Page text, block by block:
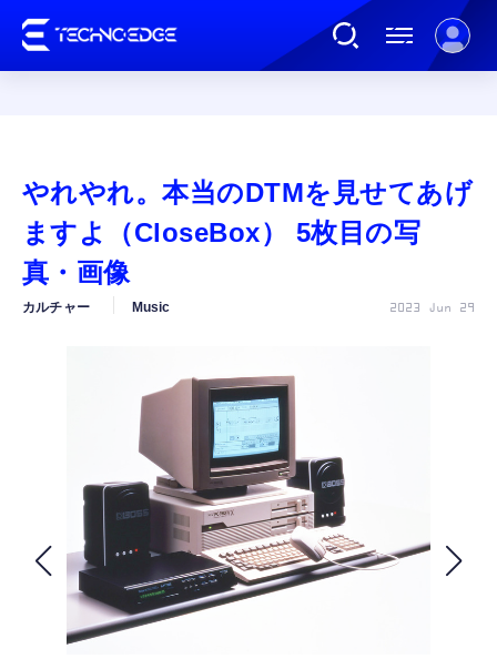
AI
カルチャー
公式ストア
FOLLOW US
やれやれ。本当のDTMを見せてあげ
ますよ（CloseBox） 5枚目の写
真・画像
カルチャー Music 2023 Jun 29